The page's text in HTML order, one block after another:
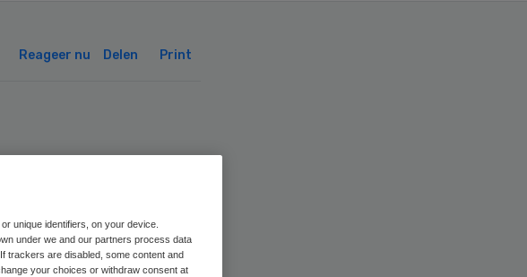
Reageer nu Delen Print
zakt
unique identifiers, on your device.
under we and our partners process data
trackers are disabled, some content and
your choices or withdraw consent at